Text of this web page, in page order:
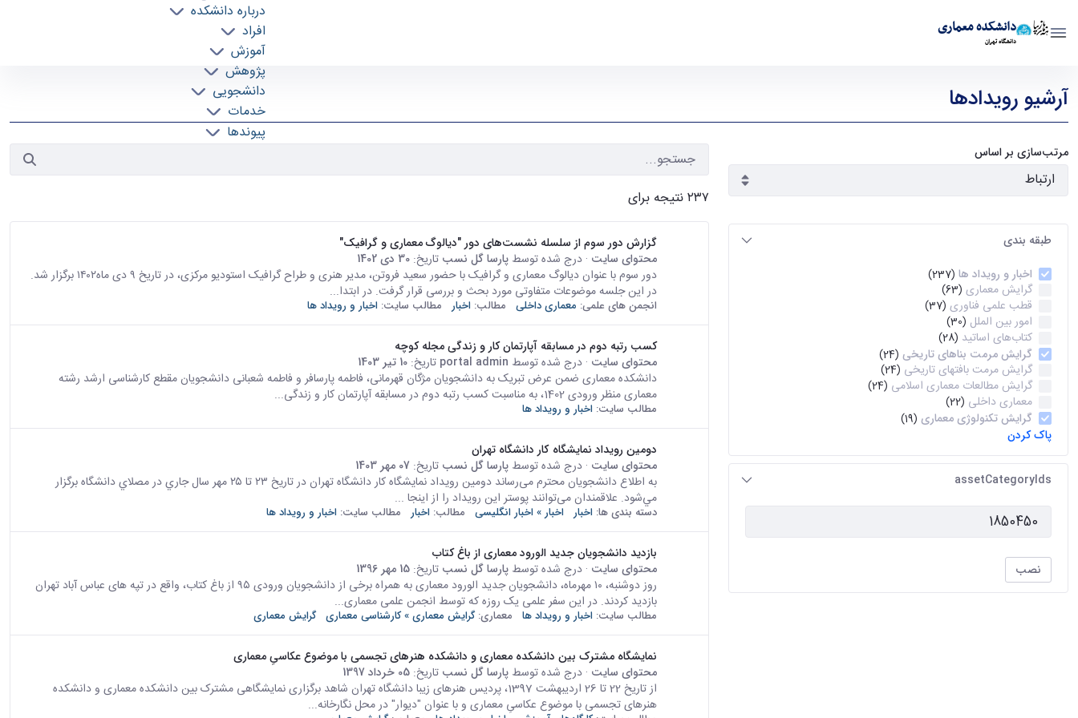
دانشکده معماری
دانشگاه تهران
درباره دانشکده
افراد
آموزش
پژوهش
دانشجویی
خدمات
پیوندها
آرشیو رویدادها
مرتب‌سازی بر اساس
طبقه بندی
اخبار و رویداد ها (237)
گرایش معماری (63)
قطب علمی فناوری (37)
امور بین الملل (30)
کتاب‌های اساتید (28)
گرایش مرمت بناهای تاریخی (24)
گرایش مرمت بافتهای تاریخی (24)
گرایش مطالعات معماری اسلامی (24)
معماری داخلی (22)
گرایش تکنولوژی معماری (19)
پاک کردن
assetCategoryIds
نصب
۲۳۷ نتیجه برای
گزارش دور سوم از سلسله نشست‌های دور "دیالوگ معماری و گرافیک"
محتوای سایت · درج شده توسط پارسا گل نسب تاریخ: 30 دی 1402
دور سوم با عنوان دیالوگ معماری و گرافیک با حضور سعید فروتن، مدیر هنری و طراح گرافیک استودیو مرکزی، در تاریخ ۹ دی ماه۱۴۰۲ برگزار شد.
در این جلسه موضوعات متفاوتی مورد بحث و بررسی قرار گرفت. در ابتدا...
انجمن های علمی: معماری داخلی مطالب: اخبار مطالب سایت: اخبار و رویداد ها
کسب رتبه دوم در مسابقه آپارتمان کار و زندگی مجله کوچه
محتوای سایت · درج شده توسط portal admin تاریخ: 10 تیر 1403
دانشکده معماری ضمن عرض تبریک به دانشجویان مژگان قهرمانی، فاطمه پارسافر و فاطمه شعبانی دانشجویان مقطع کارشناسی ارشد رشته
معماری منظر ورودی 1402، به مناسبت کسب رتبه دوم در مسابقه آپارتمان کار و زندگی...
مطالب سایت: اخبار و رویداد ها
دومين رويداد نمايشگاه كار دانشگاه تهران
محتوای سایت · درج شده توسط پارسا گل نسب تاریخ: 07 مهر 1403
به اطلاع دانشجویان محترم می‌رساند دومين رويداد نمايشگاه كار دانشگاه تهران در تاريخ ۲۳ تا ۲۵ مهر سال جاري در مصلاي دانشگاه برگزار
مي‌شود. علاقمندان می‌توانند پوستر این رویداد را از اینجا ...
دسته بندی ها: اخبار اخبار » اخبار انگلیسی مطالب: اخبار مطالب سایت: اخبار و رویداد ها
بازدید دانشجویان جدید الورود معماری از باغ کتاب
محتوای سایت · درج شده توسط پارسا گل نسب تاریخ: 15 مهر 1396
روز دوشنبه، ۱۰ مهرماه، دانشجویان جدید الورود معماری به همراه برخی از دانشجویان ورودی ۹۵ از باغ کتاب، واقع در تپه های عباس آباد تهران
بازدید کردند. در این سفر علمی یک روزه که توسط انجمن علمی معماری...
مطالب سایت: اخبار و رویداد ها معماری:گرایش معماری » کارشناسی معماری گرایش معماری
نمایشگاه مشترک بین دانشکده معماری و دانشکده هنرهای تجسمی با موضوع عکاسیِ معماری
محتوای سایت · درج شده توسط پارسا گل نسب تاریخ: 05 خرداد 1397
از تاریخ 22 تا 26 اردیبهشت 1397، پردیس هنرهای زیبا دانشگاه تهران شاهد برگزاری نمایشگاهی مشترک بین دانشکده معماری و دانشکده
هنرهای تجسمی با موضوع عکاسیِ معماری و با عنوان "دیوار" در محل نگارخانه...